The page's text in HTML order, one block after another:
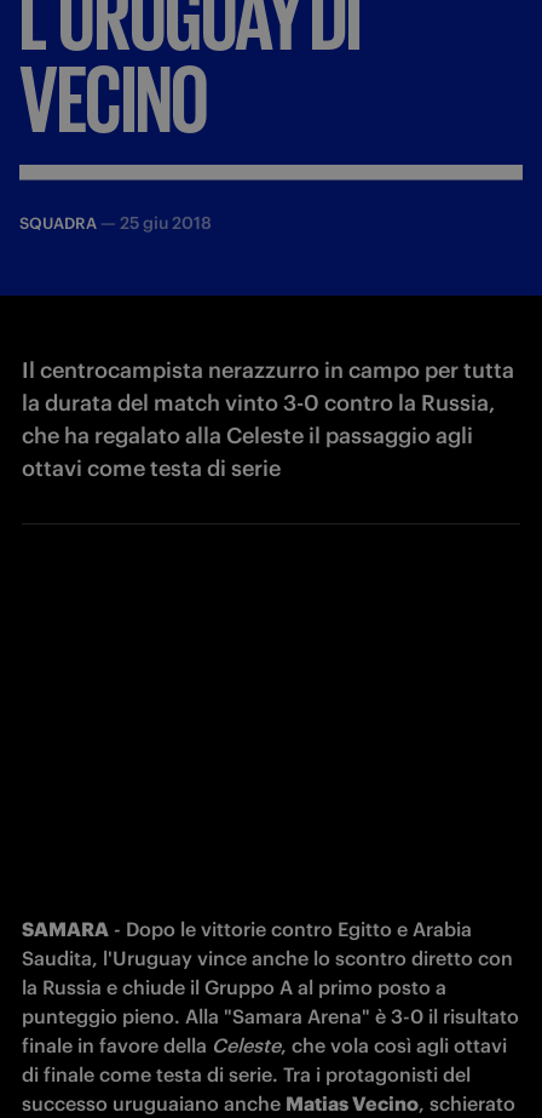
VECINO
SQUADRA — 25 giu 2018
Il centrocampista nerazzurro in campo per tutta
la durata del match vinto 3-0 contro la Russia,
che ha regalato alla Celeste il passaggio agli
ottavi come testa di serie
SAMARA - Dopo le vittorie contro Egitto e Arabia
Saudita, l'Uruguay vince anche lo scontro diretto con
la Russia e chiude il Gruppo A al primo posto a
punteggio pieno. Alla "Samara Arena" è 3-0 il risultato
finale in favore della Celeste, che vola così agli ottavi
di finale come testa di serie. Tra i protagonisti del
successo uruguaiano anche Matias Vecino, schierato